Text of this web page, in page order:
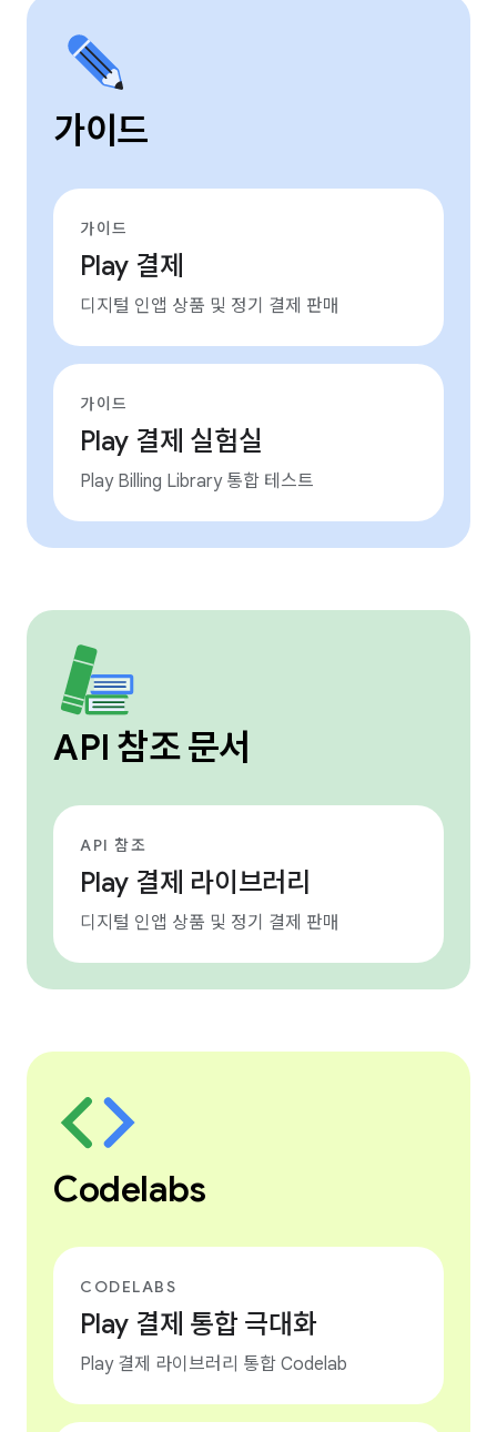
가이드
가이드
Play 결제
디지털 인앱 상품 및 정기 결제 판매
가이드
Play 결제 실험실
Play Billing Library 통합 테스트
API 참조 문서
API 참조
Play 결제 라이브러리
디지털 인앱 상품 및 정기 결제 판매
Codelabs
CODELABS
Play 결제 통합 극대화
Play 결제 라이브러리 통합 Codelab